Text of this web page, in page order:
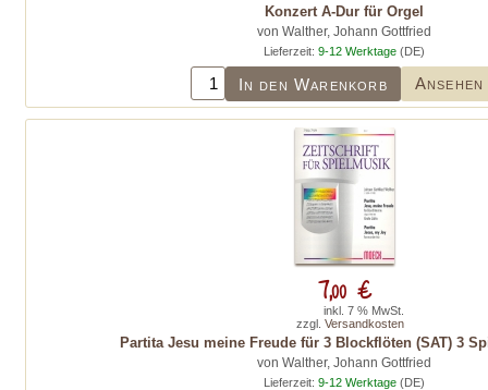
Konzert A-Dur für Orgel
von Walther, Johann Gottfried
Lieferzeit: 9-12 Werktage(DE)
In den Warenkorb Ansehen
Partita Jesu meine Freude für 3 Blockflöten (SAT) 3
von Walther, Johann Gottfried
Lieferzeit: 9-12 Werktage (DE)
7,00 €
inkl. 7 % MwSt.
zzgl. Versandkosten